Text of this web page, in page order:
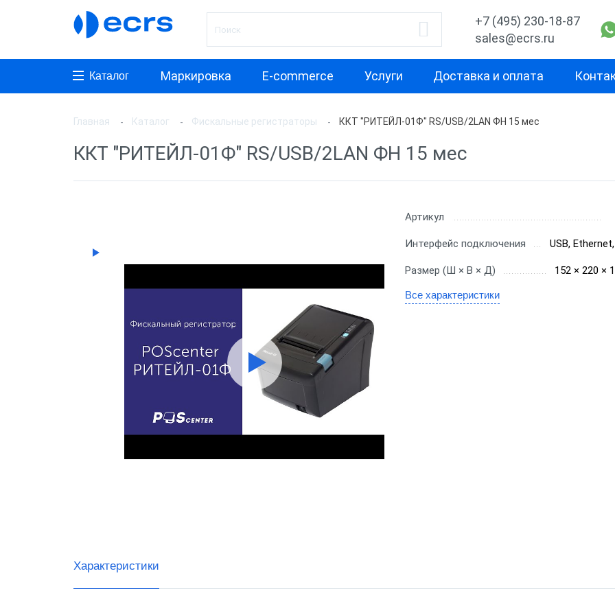
+7 (495) 230-18-87
sales@ecrs.ru
Каталог Маркировка E-commerce Услуги Доставка и оплата
Производитель
АТОЛ
ШТРИХ-М
Дримкас
RR-Electro
ИнитПро
Пирит
ПРИМ
Назначение
Для курьера
Для офиса
Для кафе
Для бара
Для ресторана
Для
проходимости
Для высокой
Главная Каталог Фискальные регистраторы ККТ "РИТЕЙЛ-01Ф" RS/USB/2LAN ФН 15 мес
ККТ "РИТЕЙЛ-01Ф" RS/USB/2LAN ФН 15 мес
Артикул
Интерфейс подключения USB,
Размер (Ш × В × Д) 152 × 220 ×
Все характеристики
Характеристики